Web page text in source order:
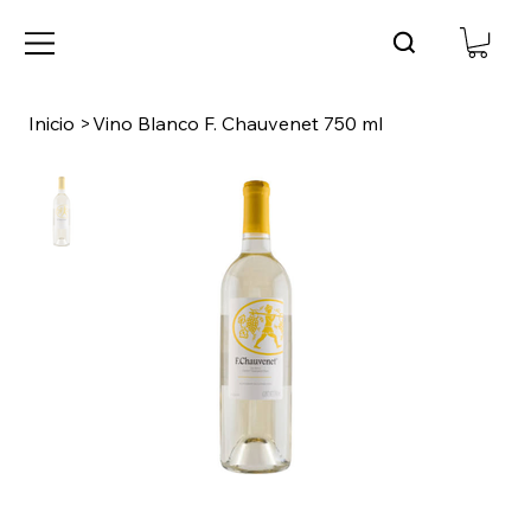
Inicio >Vino Blanco F. Chauvenet 750 ml